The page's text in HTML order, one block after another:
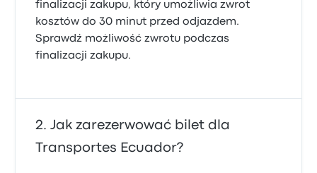
finalizacji zakupu, który umożliwia zwrot
kosztów do 30 minut przed odjazdem.
Sprawdź możliwość zwrotu podczas
finalizacji zakupu.
Jak zarezerwować bilet dla
Transportes Ecuador?